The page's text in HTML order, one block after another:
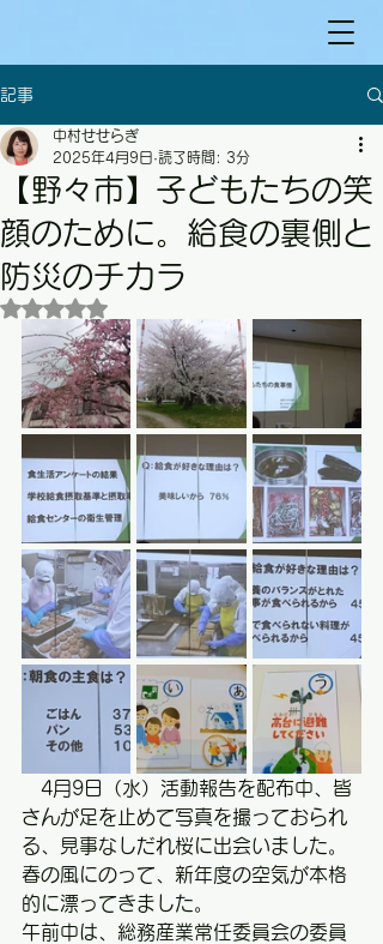
記事
【野々市】子どもたちの笑
顔のために。給食の裏側と
防災のチカラ
中村せせらぎ
2025年4月9日 読了時間: 3分
5つ星のうちNaNと評価されています。
4月9日（水）活動報告を配布中、皆
さんが足を止めて写真を撮っておられ
る、見事なしだれ桜に出会いました。
春の風にのって、新年度の空気が本格
的に漂ってきました。
午前中は、総務産業常任委員会の委員